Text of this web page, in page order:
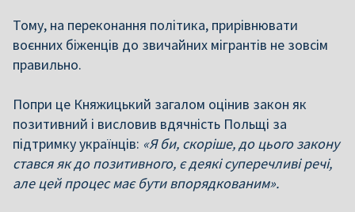
Тому, на переконання політика, прирівнювати
воєнних біженців до звичайних мігрантів не зовсім
правильно.
Попри це Княжицький загалом оцінив закон як
позитивний і висловив вдячність Польщі за
підтримку українців: «Я би, скоріше, до цього закону
стався як до позитивного, є деякі суперечливі речі,
але цей процес має бути впорядкованим».